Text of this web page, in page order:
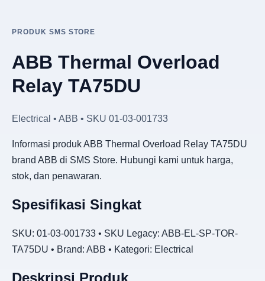
PRODUK SMS STORE
ABB Thermal Overload
Relay TA75DU
Electrical • ABB • SKU 01-03-001733
Informasi produk ABB Thermal Overload Relay TA75DU
brand ABB di SMS Store. Hubungi kami untuk harga,
stok, dan penawaran.
Spesifikasi Singkat
SKU: 01-03-001733 • SKU Legacy: ABB-EL-SP-TOR-
TA75DU • Brand: ABB • Kategori: Electrical
Deskripsi Produk